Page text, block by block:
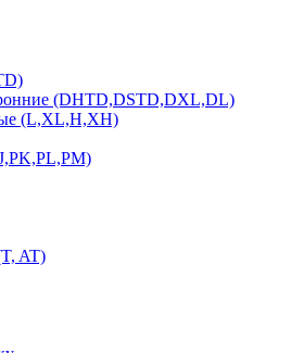
(DHTD,DSTD,DXL,DL)
(L,XL,H,XH)
AT)